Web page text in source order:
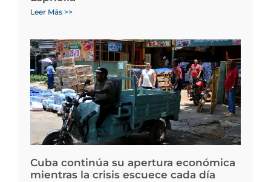
Leer Más >>
Cuba continúa su apertura económica
mientras la crisis escuece cada día